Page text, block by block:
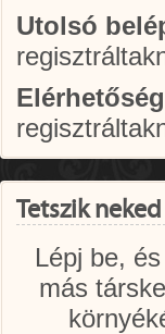
Utolsó
Tetszik
Lépj be,
más